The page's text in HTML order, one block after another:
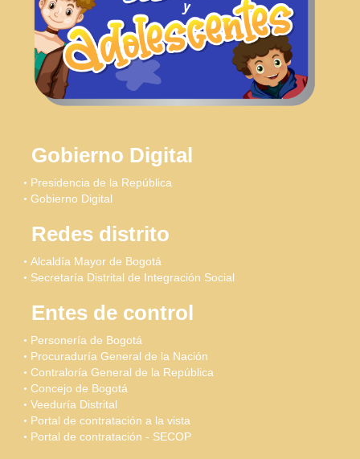
Gobierno Digital
Presidencia de la República
Gobierno Digital
Redes distrito
Alcaldía Mayor de Bogotá
Secretaría Distrital de Integración Social
Entes de control
Personería de Bogotá
Procuraduría General de la Nación
Contraloría General de la República
Concejo de Bogotá
Veeduría Distrital
Portal de contratación a la vista
Portal de contratación - SECOP